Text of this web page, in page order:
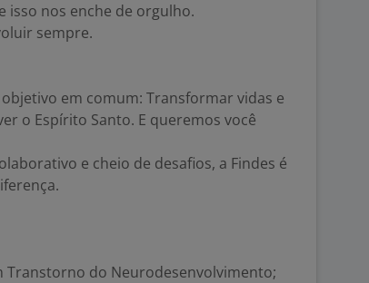
isso nos enche de orgulho.
sempre.
em comum: Transformar vidas e
o Espírito Santo. E queremos você
e cheio de desafios, a Findes é
do Neurodesenvolvimento;